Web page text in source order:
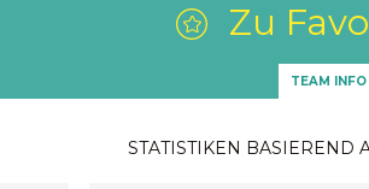
Zu
TEAM INFO
STATISTIKEN BASIEREND